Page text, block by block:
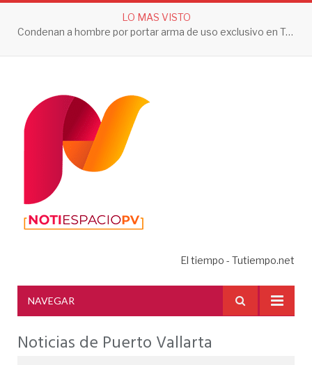
LO MAS VISTO
Condenan a hombre por portar arma de uso exclusivo en Tepic
El tiempo - Tutiempo.net
NAVEGAR
Noticias de Puerto Vallarta